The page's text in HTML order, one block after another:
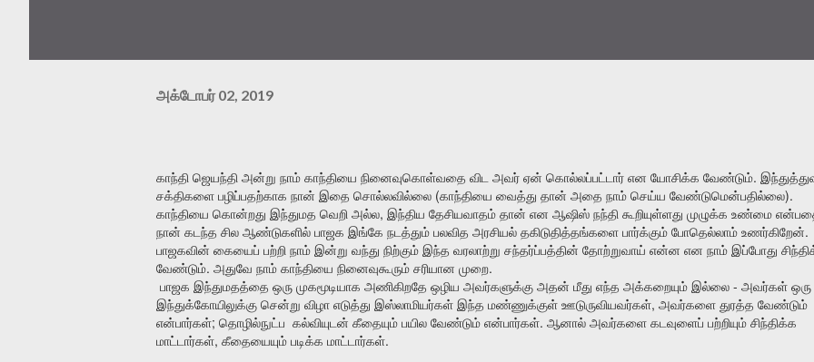
அக்டோபர் 02, 2019
காந்தி ஜெயந்தி அன்று நாம் காந்தியை நினைவுகொள்வதை விட அவர் ஏன் கொல்லப்பட்டார் என யோசிக்க வேண்டும்.
சக்திகளை பழிப்பதற்காக நான் இதை சொல்லவில்லை (காந்தியை வைத்து தான் அதை நாம் செய்ய வேண்டுமென்பதில்லை).
காந்தியை கொன்றது இந்துமத வெறி அல்ல, இந்திய தேசியவாதம் தான் என ஆஷிஸ் நந்தி கூறியுள்ளது முழுக்க உண்மை
நான் கடந்த சில ஆண்டுகளில் பாஜக இங்கே நடத்தும் பலவித அரசியல் தகிடுதித்தங்களை பார்க்கும் போதெல்லாம் உணர்கிறேன்.
பாஜகவின் கையைப் பற்றி நாம் இன்று வந்து நிற்கும் இந்த வரலாற்று சந்தர்ப்பத்தின் தோற்றுவாய் என்ன என நாம் இப்போது
வேண்டும். அதுவே நாம் காந்தியை நினைவுகூரும் சரியான முறை.
பாஜக இந்துமதத்தை ஒரு முகமூடியாக அணிகிறதே ஒழிய அவர்களுக்கு அதன் மீது எந்த அக்கறையும் இல்லை - அவர்கள் ஒரு
இந்துக்கோயிலுக்கு சென்று விழா எடுத்து இஸ்லாமியர்கள் இந்த மண்ணுக்குள் ஊடுருவியவர்கள், அவர்களை துரத்த வேண்டும்
என்பார்கள்; தொழில்நுட்ப கல்வியுடன் கீதையும் பயில வேண்டும் என்பார்கள். ஆனால் அவர்களை கடவுளைப் பற்றியும் சிந்திக்க
மாட்டார்கள், கீதையையும் படிக்க மாட்டார்கள்.